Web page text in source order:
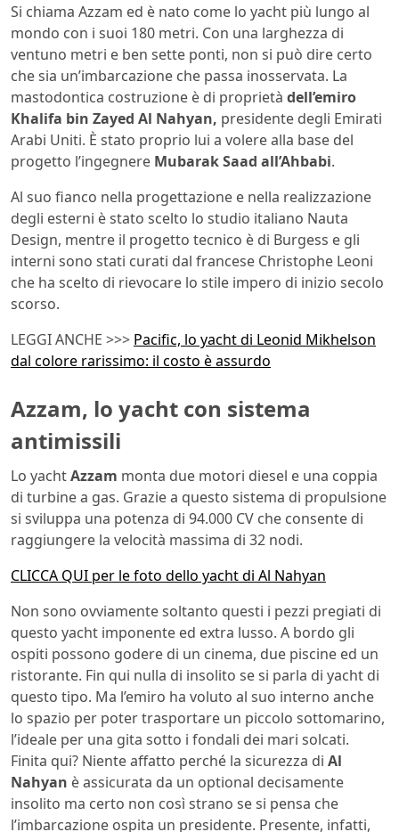
Si chiama Azzam ed è nato come lo yacht più lungo al
mondo con i suoi 180 metri. Con una larghezza di
ventuno metri e ben sette ponti, non si può dire certo
che sia un’imbarcazione che passa inosservata. La
mastodontica costruzione è di proprietà dell’emiro
Khalifa bin Zayed Al Nahyan, presidente degli Emirati
Arabi Uniti. È stato proprio lui a volere alla base del
progetto l’ingegnere Mubarak Saad all’Ahbabi.
Al suo fianco nella progettazione e nella realizzazione
degli esterni è stato scelto lo studio italiano Nauta
Design, mentre il progetto tecnico è di Burgess e gli
interni sono stati curati dal francese Christophe Leoni
che ha scelto di rievocare lo stile impero di inizio secolo
scorso.
LEGGI ANCHE >>> Pacific, lo yacht di Leonid Mikhelson
dal colore rarissimo: il costo è assurdo
Azzam, lo yacht con sistema
antimissili
Lo yachtAzzam monta due motori diesel e una coppia
di turbine a gas. Grazie a questo sistema di propulsione
si sviluppa una potenza di 94.000 CV che consente di
raggiungere la velocità massima di 32 nodi.
CLICCA QUI per le foto dello yacht di Al Nahyan
Non sono ovviamente soltanto questi i pezzi pregiati di
questo yacht imponente ed extra lusso. A bordo gli
ospiti possono godere di un cinema, due piscine ed un
ristorante. Fin qui nulla di insolito se si parla di yacht di
questo tipo. Ma l’emiro ha voluto al suo interno anche
lo spazio per poter trasportare un piccolo sottomarino,
l’ideale per una gita sotto i fondali dei mari solcati.
Finita qui? Niente affatto perché la sicurezza di Al
Nahyan è assicurata da un optional decisamente
insolito ma certo non così strano se si pensa che
l’imbarcazione ospita un presidente. Presente, infatti,